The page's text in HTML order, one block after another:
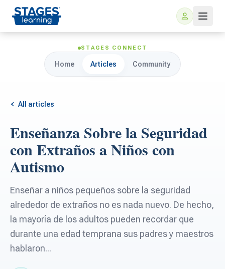
For Families
ARIS Home Learning
Free Resources
For Schools
For Teachers
For PreK & Sped Directors
For Superintendents
STAGES CONNECT
Home Articles Community
All articles
Enseñanza Sobre la Seguridad
con Extraños a Niños con
Autismo
Enseñar a niños pequeños sobre la seguridad
alrededor de extraños no es nada nuevo. De hecho,
la mayoría de los adultos pueden recordar que
durante una edad temprana sus padres y maestros
hablaron...